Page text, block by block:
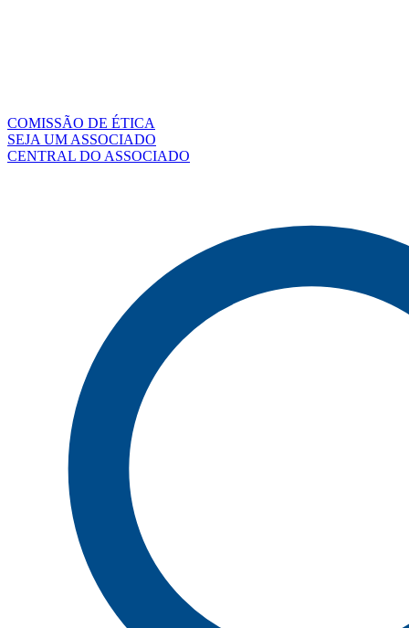
COMISSÃO DE ÉTICA
SEJA UM ASSOCIADO
CENTRAL DO ASSOCIADO